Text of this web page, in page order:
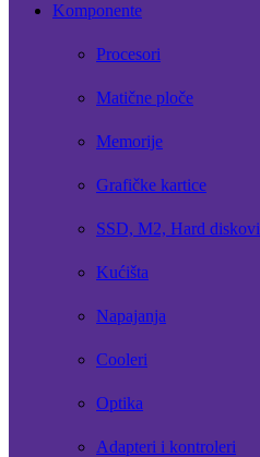
Komponente
Procesori
Matične ploče
Memorije
Grafičke kartice
SSD, M2, Hard diskovi
Kućišta
Napajanja
Cooleri
Optika
Adapteri i kontroleri